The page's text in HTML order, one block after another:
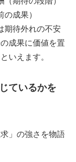
成果）
期待外れの不安
成果に価値を置
いえます。
ているかを
」の強さを物語